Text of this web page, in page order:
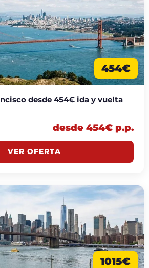
454€
desde 454€ ida y vuelta
desde 454€ p.p.
VER OFERTA
1015€